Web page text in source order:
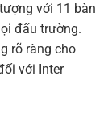
với 11 bàn
đấu trường.
rõ ràng cho
với Inter